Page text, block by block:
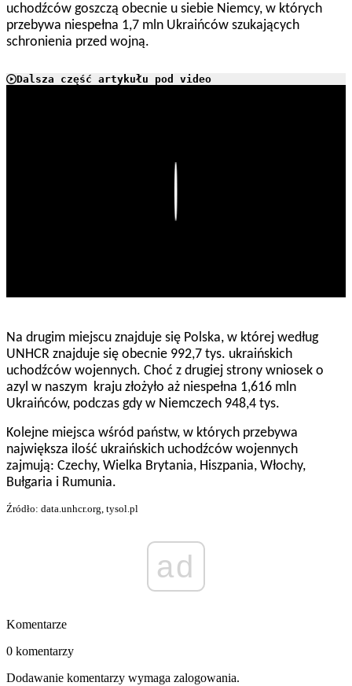
uchodźców goszczą obecnie u siebie Niemcy, w których
przebywa niespełna 1,7 mln Ukraińców szukających
schronienia przed wojną.
Dalsza część artykułu pod video
Na drugim miejscu znajduje się Polska, w której według
UNHCR znajduje się obecnie 992,7 tys. ukraińskich
uchodźców wojennych. Choć z drugiej strony wniosek o
azyl w naszym kraju złożyło aż niespełna 1,616 mln
Ukraińców, podczas gdy w Niemczech 948,4 tys.
Kolejne miejsca wśród państw, w których przebywa
największa ilość ukraińskich uchodźców wojennych
zajmują: Czechy, Wielka Brytania, Hiszpania, Włochy,
Bułgaria i Rumunia.
Źródło: data.unhcr.org, tysol.pl
ad
Komentarze
0 komentarzy
Dodawanie komentarzy wymaga zalogowania.